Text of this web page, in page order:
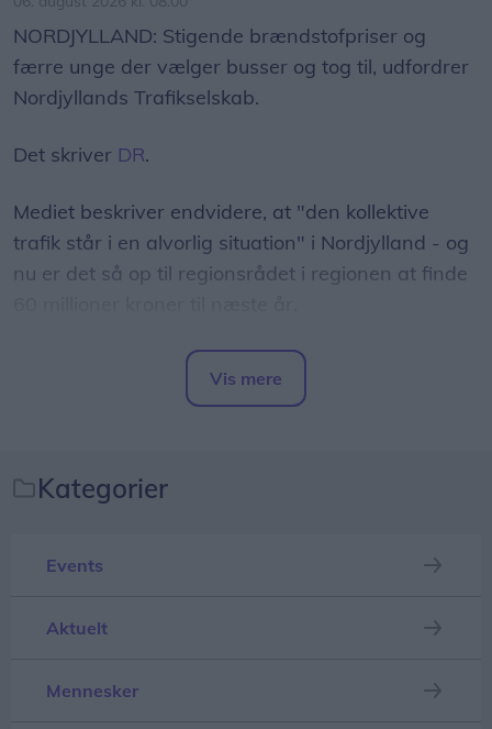
NORDJYLLAND: Stigende brændstofpriser og
færre unge der vælger busser og tog til, udfordrer
Nordjyllands Trafikselskab.
Det skriver DR.
Mediet beskriver endvidere, at "den kollektive
trafik står i en alvorlig situation" i Nordjylland - og
nu er det så op til regionsrådet i regionen at finde
- Det er et svimlende beløb, indleder
regionsrådsmedlem Susanne Flydtkjær, inden hun
- Jeg frygter især, at vi må reducere eller lukke
afgange i landdistrikterne, hvor folk er afhængige
at nogle ruter må sløjfes helt - mens andre ruter
Vis mere
Kategorier
Events
Aktuelt
Mennesker